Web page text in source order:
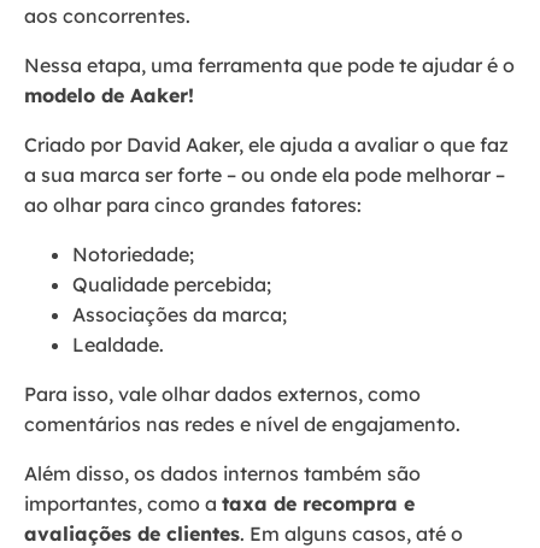
aos concorrentes.
Nessa etapa, uma ferramenta que pode te ajudar é o
modelo de Aaker!
Criado por David Aaker, ele ajuda a avaliar o que faz
a sua marca ser forte – ou onde ela pode melhorar –
ao olhar para cinco grandes fatores:
Notoriedade;
Qualidade percebida;
Associações da marca;
Lealdade.
Para isso, vale olhar dados externos, como
comentários nas redes e nível de engajamento.
Além disso, os dados internos também são
importantes, como a taxa de recompra e
avaliações de clientes. Em alguns casos, até o